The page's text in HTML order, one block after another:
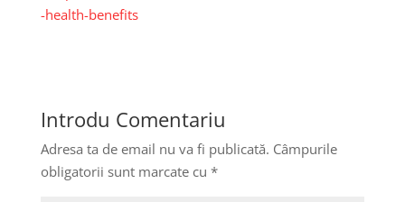
-health-benefits
Introdu Comentariu
Adresa ta de email nu va fi publicată. Câmpurile
obligatorii sunt marcate cu *